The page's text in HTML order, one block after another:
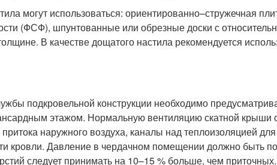
могут использоваться: ориентированно–стружечная
(ФСФ), шпунтованные или обрезные доски с
В качестве дощатого настила рекомендуется
подкровельной конструкции необходимо
этажом. Нормальную вентиляцию скатной крыши
наружного воздуха, каналы над теплоизоляцией
кровли. Давление в чердачном помещении должно быть
следует принимать на 10–15 % больше, чем